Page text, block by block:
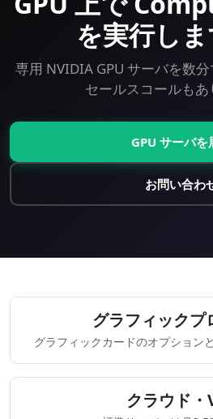
を実行し
専用 NVIDIA GPU サーバを数
セールスコールもあ
GPU サーバを
お問い合わ
グラフィックプ
グラフィックカードのオプション
クラウド・